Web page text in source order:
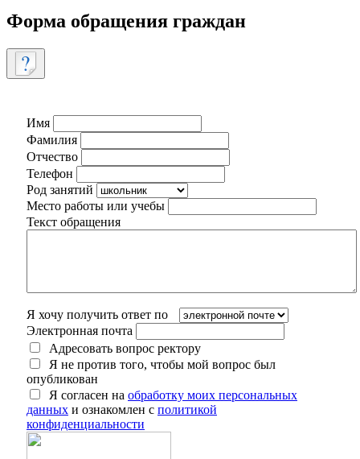
Форма обращения граждан
Имя
Фамилия
Отчество
Телефон
Род занятий
Место работы или учебы
Текст обращения
Я хочу получить ответ по
Электронная почта
Адресовать вопрос ректору
Я не против того, чтобы мой вопрос был
опубликован
Я согласен на обработку моих персональных
данных и ознакомлен с политикой
конфиденциальности